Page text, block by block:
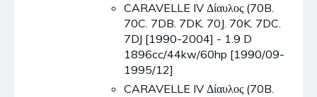
CARAVELLE IV Δίαυλος (70B.
70C. 7DB. 7DK. 70J. 70K. 7DC.
7DJ [1990-2004] - 1.9 D
1896cc/44kw/60hp [1990/09-
1995/12]
CARAVELLE IV Δίαυλος (70B.